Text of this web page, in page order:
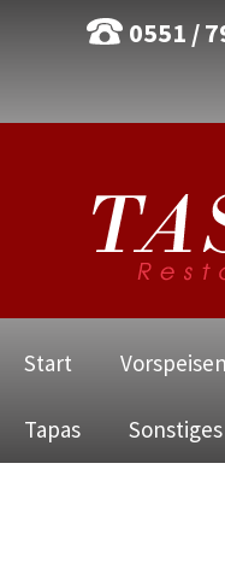
0551 /
überspringen
Start Vorspeisen
Tapas Sonstiges